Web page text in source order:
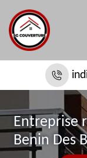
Entreprise
Benin Des